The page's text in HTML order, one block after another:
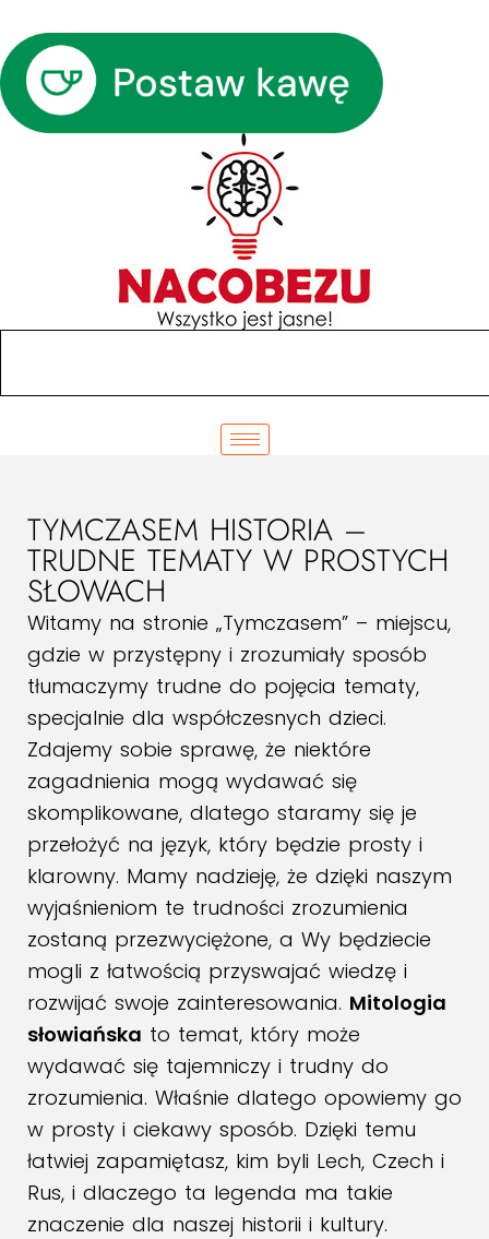
TYMCZASEM HISTORIA –
TRUDNE TEMATY W PROSTYCH
SŁOWACH
Witamy na stronie „Tymczasem” – miejscu,
gdzie w przystępny i zrozumiały sposób
tłumaczymy trudne do pojęcia tematy,
specjalnie dla współczesnych dzieci.
Zdajemy sobie sprawę, że niektóre
zagadnienia mogą wydawać się
skomplikowane, dlatego staramy się je
przełożyć na język, który będzie prosty i
klarowny. Mamy nadzieję, że dzięki naszym
wyjaśnieniom te trudności zrozumienia
zostaną przezwyciężone, a Wy będziecie
mogli z łatwością przyswajać wiedzę i
rozwijać swoje zainteresowania. Mitologia
słowiańska to temat, który może
wydawać się tajemniczy i trudny do
zrozumienia. Właśnie dlatego opowiemy go
w prosty i ciekawy sposób. Dzięki temu
łatwiej zapamiętasz, kim byli Lech, Czech i
Rus, i dlaczego ta legenda ma takie
znaczenie dla naszej historii i kultury.